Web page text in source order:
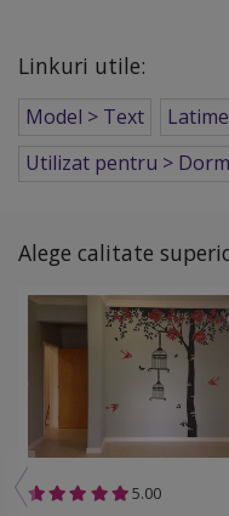
Linkuri utile:
Model > Text
Utilizat pentru >
Alege calitate
5.00